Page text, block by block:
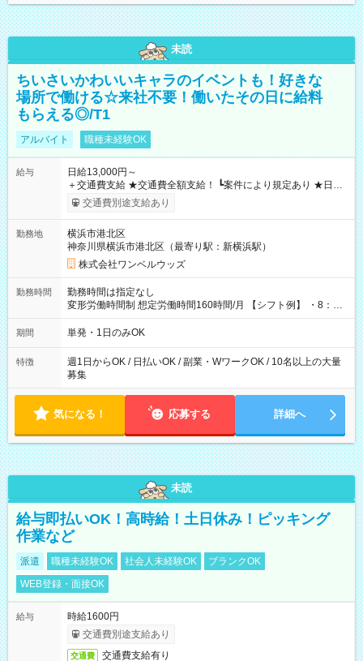
未読
ちいさいかわいいキャラのイベントも！好きな
場所で働ける☆来社不要！働いたその日に給料
もらえる◎/T1
アルバイト 職種未経験OK
給与
日給13,000円～
＋交通費支給 ★交通費全額支給！ ┗案件により規定あり ★日払
いOK！（規定あり） ┗働いたその日に現金GET♪ お仕事後はコ
ンビニATMから 日払い分を引き落とせます！ 【試用期間】試
交通費別途支給あり
勤務地
横浜市港北区
神奈川県横浜市港北区（最寄り駅：新横浜駅）
株式会社ワンベルウッズ
勤務時間
勤務時間は指定なし
変形労働時間制 想定労働時間160時間/月 【シフト例】 ・8：00
～21：00
期間 単発・1日のみOK
特徴
週1日からOK / 日払いOK / 副業・WワークOK / 10名以上の大量
募集
気になる！ 応募する 詳細へ
未読
給与即払いOK！高時給！土日休み！ピッキング
作業など
派遣 職種未経験OK 社会人未経験OK
ブランクOK
WEB登録・面接OK
給与
時給1600円
交通費別途支給あり
交通費 交通費支給有り